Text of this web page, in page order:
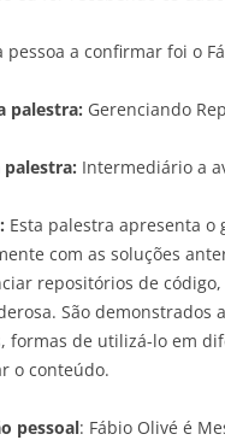
pessoa a confirmar foi o
palestra: Gerenciando
palestra: Intermediário a
Esta palestra apresenta o
com as soluções
repositórios de
São demonstrados
formas de utilizá-lo em
o conteúdo.
pessoal: Fábio Olivé é